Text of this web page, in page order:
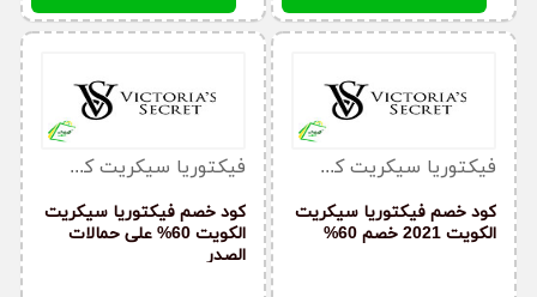
فيكتوريا سيكريت كوبون
كود خصم فيكتوريا سيكريت
الكويت 2021 خصم 60%
فيكتوريا سيكريت كوبون
كود خصم فيكتوريا سيكريت
الكويت 60% على حمالات
الصدر